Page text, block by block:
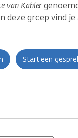
van Kahler
deze groep vind je
Start een